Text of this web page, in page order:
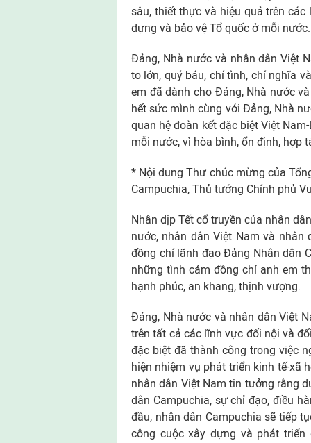
sâu, thiết thực và hiệu quả trên
dựng và bảo vệ Tổ quốc ở mỗi nước.
Ðảng, Nhà nước và nhân dân Việt
to lớn, quý báu, chí tình, chí nghĩa
em đã dành cho Ðảng, Nhà nước
hết sức mình cùng với Ðảng, Nhà
quan hệ đoàn kết đặc biệt Việt
mỗi nước, vì hòa bình, ổn định, hợp
* Nội dung Thư chúc mừng của
Campuchia, Thủ tướng Chính phủ
Nhân dịp Tết cổ truyền của nhân
nước, nhân dân Việt Nam và
đồng chí lãnh đạo Ðảng Nhân dân
những tình cảm đồng chí anh em
hạnh phúc, an khang, thịnh vượng.
Ðảng, Nhà nước và nhân dân Việt
trên tất cả các lĩnh vực đối nội và
đặc biệt đã thành công trong việc
hiện nhiệm vụ phát triển kinh tế-xã
nhân dân Việt Nam tin tưởng rằng
dân Campuchia, sự chỉ đạo, điều
đầu, nhân dân Campuchia sẽ tiếp
công cuộc xây dựng và phát